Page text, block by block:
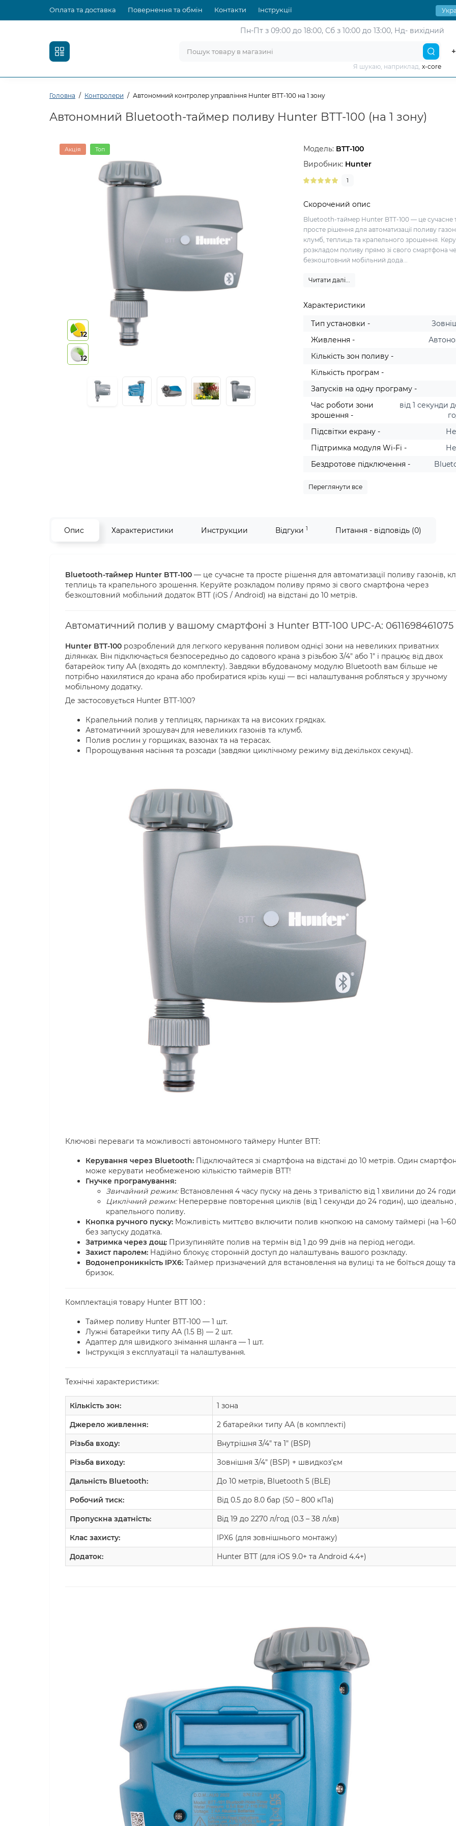
Оплата та доставка Повернення та обмін Контакти Інструкції
Пн-Пт з 09:00 до 18:00, Сб з 10:00 до 13:00, Нд- вихідний
Я шукаю, наприклад, x-core
Головна Контролери Автономний контролер управління Hunter BTT-100 на 1 зону
Автономний Bluetooth-таймер поливу Hunter BTT-100 (на 1 зону)
12
12
Акція Топ Модель: BTT-100
Виробник: Hunter
1
Скорочений опис
Bluetooth-таймер Hunter BTT-100 — це сучасне
просте рішення для автоматизації поливу
клумб, теплиць та крапельного зрошення.
розкладом поливу прямо зі свого смартфона
безкоштовний мобільний дода...
Читати далі...
Характеристики
Тип установки -
Живлення -
Кількість зон поливу -
Кількість програм -
Запусків на одну програму -
Час роботи зони
зрошення -
від 1 секунди
Підсвітки екрану -
Підтримка модуля Wi-Fi -
Бездротове підключення -
Переглянути все
Опис Характеристики Инструкции Відгуки 1 Питання - відповідь (0)
Bluetooth-таймер Hunter BTT-100 — це сучасне та просте рішення для автоматизації поливу газонів,
теплиць та крапельного зрошення. Керуйте розкладом поливу прямо зі свого смартфона через
безкоштовний мобільний додаток BTT (iOS / Android) на відстані до 10 метрів.
Автоматичний полив у вашому смартфоні з Hunter BTT-100 UPC-A: 0611698461075
Hunter BTT-100 розроблений для легкого керування поливом однієї зони на невеликих приватних
ділянках. Він підключається безпосередньо до садового крана з різьбою 3/4" або 1" і працює від двох
батарейок типу АА (входять до комплекту). Завдяки вбудованому модулю Bluetooth вам більше не
потрібно нахилятися до крана або пробиратися крізь кущі — всі налаштування робляться у зручному
мобільному додатку.
Де застосовується Hunter BTT-100?
Крапельний полив у теплицях, парниках та на високих грядках.
Автоматичний зрошувач для невеликих газонів та клумб.
Полив рослин у горщиках, вазонах та на терасах.
Пророщування насіння та розсади (завдяки циклічному режиму від декількох секунд).
Ключові переваги та можливості автономного таймеру Hunter BTT:
Керування через Bluetooth: Підключайтеся зі смартфона на відстані до 10 метрів. Один смартфон
може керувати необмеженою кількістю таймерів BTT!
Гнучке програмування:
Звичайний режим:Встановлення 4 часу пуску на день з тривалістю від 1 хвилини до 24
Циклічний режим:Неперервне повторення циклів (від 1 секунди до 24 годин), що ідеально
крапельного поливу.
Кнопка ручного пуску: Можливість миттєво включити полив кнопкою на самому таймері (на
без запуску додатка.
Затримка через дощ: Призупиняйте полив на термін від 1 до 99 днів на період негоди.
Захист паролем: Надійно блокує сторонній доступ до налаштувань вашого розкладу.
Водонепроникність IPX6: Таймер призначений для встановлення на вулиці та не боїться дощу та
бризок.
Комплектація товару Hunter BTT 100 :
Таймер поливу Hunter BTT-100 — 1 шт.
Лужні батарейки типу АА (1.5 В) — 2 шт.
Адаптер для швидкого знімання шланга — 1 шт.
Інструкція з експлуатації та налаштування.
Технічні характеристики:
Кількість зон: 1 зона
Джерело живлення: 2 батарейки типу АА (в комплекті)
Різьба входу: Внутрішня 3/4" та 1" (BSP)
Різьба виходу: Зовнішня 3/4" (BSP) + швидкоз'єм
Дальність Bluetooth: До 10 метрів, Bluetooth 5 (BLE)
Робочий тиск: Від 0.5 до 8.0 бар (50 – 800 кПа)
Пропускна здатність: Від 19 до 2270 л/год (0.3 – 38 л/хв)
Клас захисту: IPX6 (для зовнішнього монтажу)
Додаток: Hunter BTT (для iOS 9.0+ та Android 4.4+)